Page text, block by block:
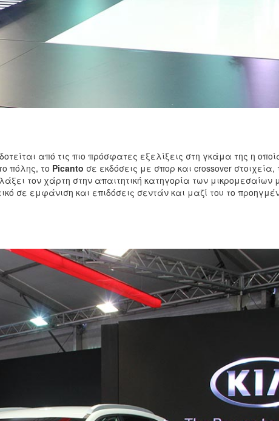
από τις πιο πρόσφατες εξελίξεις στη γκάμα της η
πόλης, το Picanto σε εκδόσεις με σπορ και crossover στοιχεία,
τον χάρτη στην απαιτητική κατηγορία των
σε εμφάνιση και επιδόσεις σεντάν και μαζί του το